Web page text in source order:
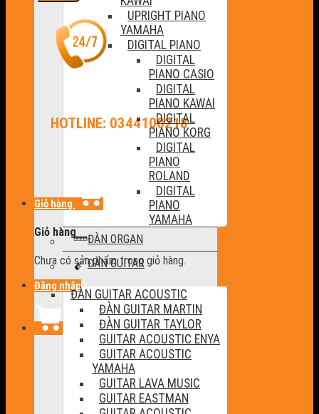
HOTLINE: 0344100218
Giỏ hàng
Giỏ hàng
Chưa có sản phẩm trong giỏ hàng.
Đăng nhập
UPRIGHT PIANO
YAMAHA
DIGITAL PIANO
DIGITAL
PIANO CASIO
DIGITAL
PIANO KAWAI
DIGITAL
PIANO KORG
DIGITAL
PIANO
ROLAND
DIGITAL
PIANO
YAMAHA
ĐÀN ORGAN
ĐÀN GUITAR
ĐÀN GUITAR ACOUSTIC
ĐÀN GUITAR MARTIN
ĐÀN GUITAR TAYLOR
GUITAR ACOUSTIC ENYA
GUITAR ACOUSTIC
YAMAHA
GUITAR LAVA MUSIC
GUITAR EASTMAN